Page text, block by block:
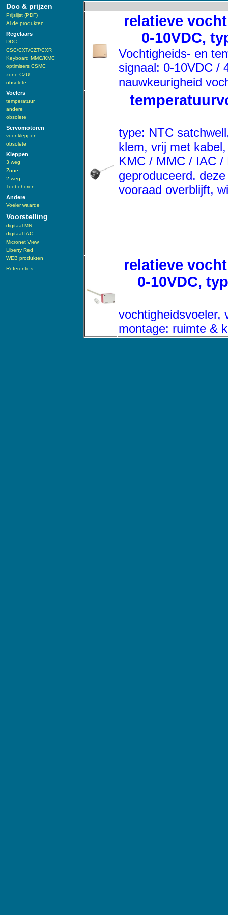
Doc & prijzen
Prijslijst (PDF)
Al de produkten
Regelaars
DDC
CSC/CXT/CZT/CXR
Keyboard MMC/KMC
optimisers CSMC
zone CZU
obsolete
Voelers
temperatuur
andere
obsolete
Servomotoren
voor kleppen
obsolete
Kleppen
3 weg
Zone
2 weg
Toebehoren
Andere
Voeler waarde
Voorstelling
digitaal MN
digitaal IAC
Micronet View
Liberty Red
WEB produkten
Referenties
relatieve
0-10VDC,
Vochtigheids- en
signaal: 0-10VDC /
nauwkeurigheid
type: NTC
klem, vrij met
KMC / MMC / IAC /
geproduceerd.
vooraad overblijft,
relatieve
0-10VDC,
vochtigheidsvoeler,
montage: ruimte &